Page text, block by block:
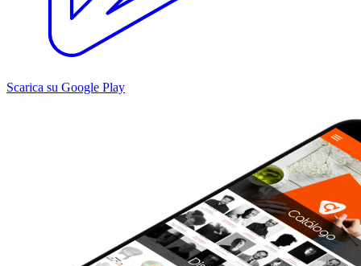
Scarica su Google Play